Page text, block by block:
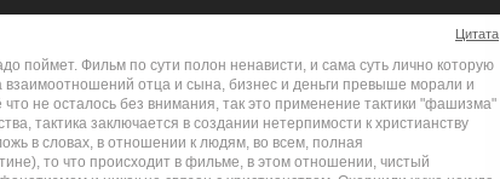
Цитата
поймет. Фильм по сути полон ненависти, и сама суть лично которую
взаимоотношений отца и сына, бизнес и деньги превыше морали и
не осталось без внимания, так это применение тактики "фашизма"
тактика заключается в создании нетерпимости к христианству
в словах, в отношении к людям, во всем, полная
то что происходит в фильме, в этом отношении, чистый